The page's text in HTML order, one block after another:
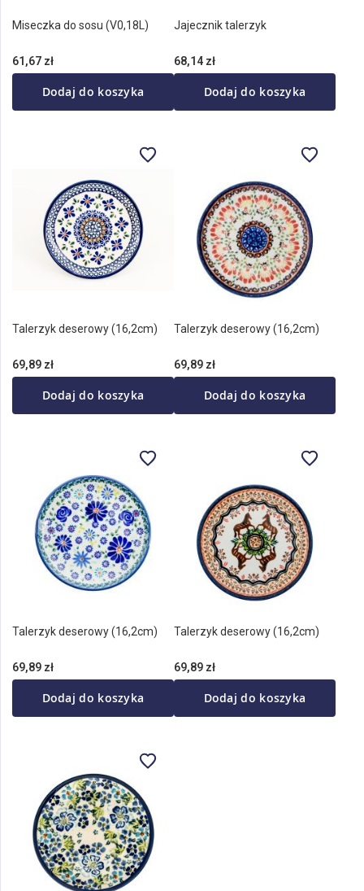
Miseczka do sosu (V0,18L)
61,67 zł
Dodaj do koszyka
Jajecznik talerzyk
68,14 zł
Dodaj do koszyka
Talerzyk deserowy (16,2cm)
69,89 zł
Dodaj do koszyka
Talerzyk deserowy (16,2cm)
69,89 zł
Dodaj do koszyka
Talerzyk deserowy (16,2cm)
69,89 zł
Dodaj do koszyka
Talerzyk deserowy (16,2cm)
69,89 zł
Dodaj do koszyka